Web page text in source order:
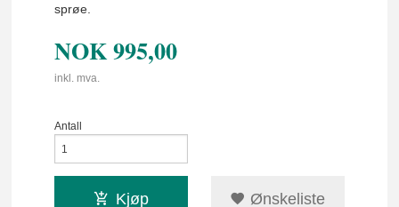
sprøe.
NOK995,00
inkl. mva.
Antall
Kjøp Ønskeliste